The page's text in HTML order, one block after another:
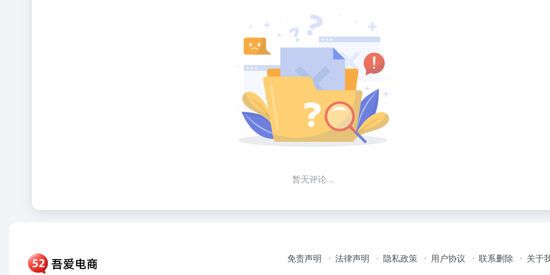
暂无评论...
免责声明 法律声明 隐私政策 用户协议 联系删除 关于